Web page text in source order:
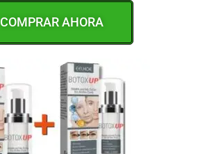
COMPRAR AHORA